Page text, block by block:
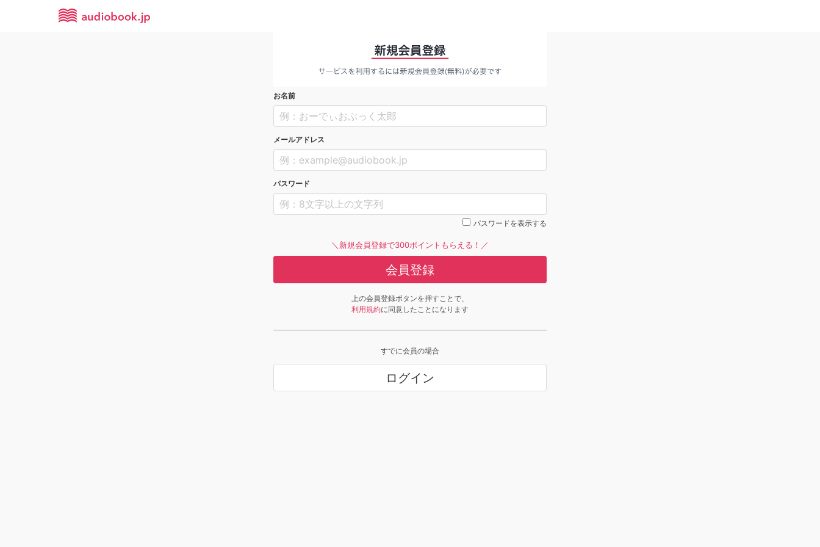
お名前
メールアドレス
パスワード
パスワードを表示する
＼新規会員登録で300ポイントもらえる！／
会員登録
上の会員登録ボタンを押すことで、
利用規約に同意したことになります
すでに会員の場合
ログイン